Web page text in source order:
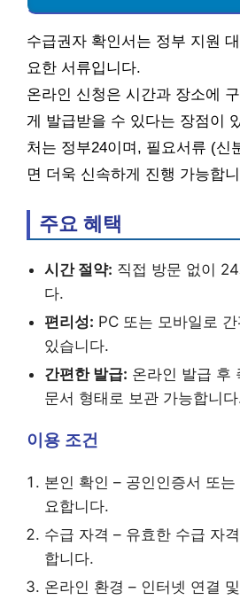
수급권자 확인서는 정부 지원
요한 서류입니다.
온라인 신청은 시간과 장소에
게 발급받을 수 있다는 장점이
처는 정부24이며, 필요서류 (신
면 더욱 신속하게 진행 가능합
주요 혜택
시간 절약: 직접 방문 없이
다.
편리성: PC 또는 모바일로
있습니다.
간편한 발급: 온라인 발급 후
문서 형태로 보관 가능합니
이용 조건
본인 확인 – 공인인증서 또
요합니다.
수급 자격 – 유효한 수급 자
합니다.
온라인 환경 – 인터넷 연결